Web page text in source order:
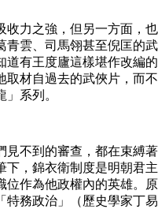
力之強，但另一方面，
雲、司馬翎甚至倪匡的
有王度廬這樣堪作改編
材自過去的武俠片，而
系列。
不到的審查，都在束縛
，錦衣衛制度是明朝君
作為他政權內的英雄
務政治」（歷史學家丁